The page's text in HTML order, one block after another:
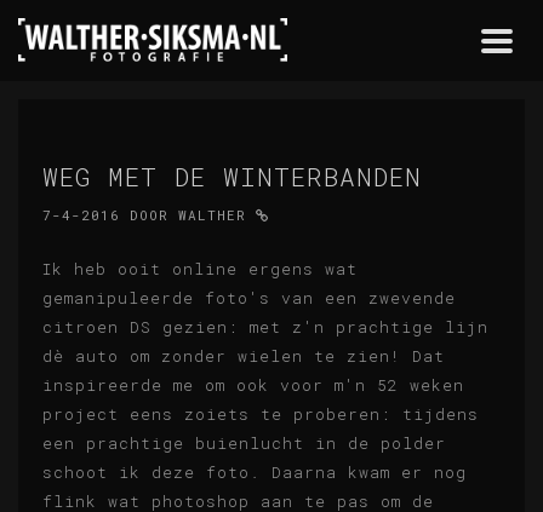
WEG MET DE WINTERBANDEN
7-4-2016 DOOR WALTHER
Ik heb ooit online ergens wat
gemanipuleerde foto's van een zwevende
citroen DS gezien: met z'n prachtige lijn
dè auto om zonder wielen te zien! Dat
inspireerde me om ook voor m'n 52 weken
project eens zoiets te proberen: tijdens
een prachtige buienlucht in de polder
schoot ik deze foto. Daarna kwam er nog
flink wat photoshop aan te pas om de